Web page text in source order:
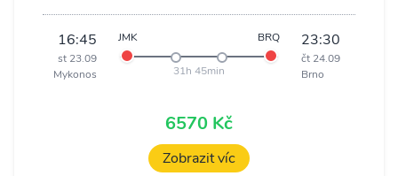
16:45
st 23.09
Mykonos
JMK BRQ
31h 45min
23:30
čt 24.09
Brno
6570 Kč
Zobrazit víc